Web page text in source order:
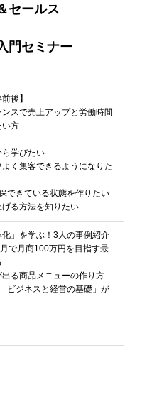
セールス
門セミナー
後】
スで売上アップと労働時間
い方
ら学びたい
よく集客できるようになりた
できている状態を作りたい
げる方法を知りたい
化」を学ぶ！3人の事例紹介
で月商100万円を目指す最
出る商品メニューの作り方
ビジネスと経営の基礎」が